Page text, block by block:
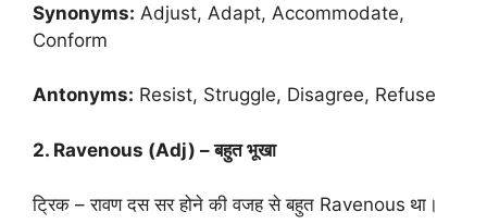
Synonyms: Adjust, Adapt, Accommodate,
Conform
Antonyms: Resist, Struggle, Disagree, Refuse
2. Ravenous (Adj) – बहुत भूखा
ट्रिक – रावण दस सर होने की वजह से बहुत Ravenous था।